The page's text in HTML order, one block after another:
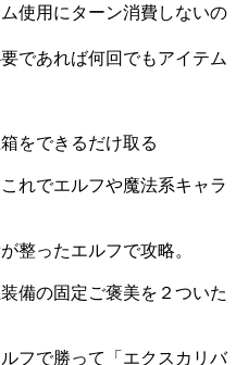
使用にターン消費しないの
であれば何回でもアイテム
をできるだけ取る
れでエルフや魔法系キャラ
整ったエルフで攻略。
備の固定ご褒美を２ついた
フで勝って「エクスカリバ